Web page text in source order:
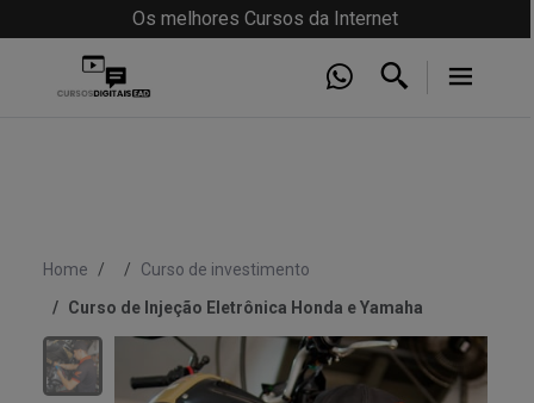
Os melhores Cursos da Internet
Home
Curso de investimento
Curso de Injeção Eletrônica Honda e Yamaha